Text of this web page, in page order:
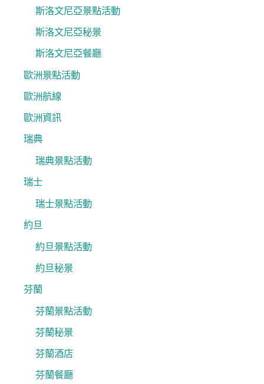
斯洛文尼亞景點活動
斯洛文尼亞秘景
斯洛文尼亞餐廳
歐洲景點活動
歐洲航線
歐洲資訊
瑞典
瑞典景點活動
瑞士
瑞士景點活動
約旦
約旦景點活動
約旦秘景
芬蘭
芬蘭景點活動
芬蘭秘景
芬蘭酒店
芬蘭餐廳